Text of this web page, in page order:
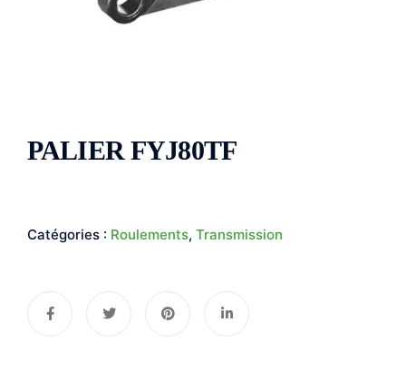
PALIER FYJ80TF
Catégories : Roulements, Transmission